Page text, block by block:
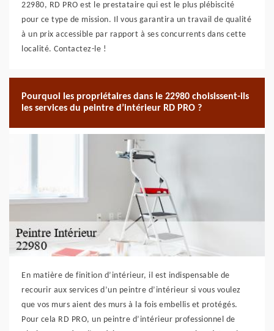
22980, RD PRO est le prestataire qui est le plus plébiscité
pour ce type de mission. Il vous garantira un travail de qualité
à un prix accessible par rapport à ses concurrents dans cette
localité. Contactez-le !
Pourquoi les propriétaires dans le 22980 choisissent-ils
les services du peintre d’intérieur RD PRO ?
En matière de finition d’intérieur, il est indispensable de
recourir aux services d’un peintre d’intérieur si vous voulez
que vos murs aient des murs à la fois embellis et protégés.
Pour cela RD PRO, un peintre d’intérieur professionnel de